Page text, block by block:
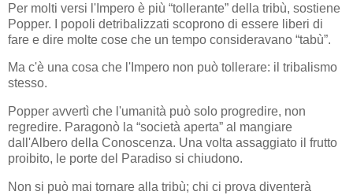
Per molti versi l'Impero è più “tollerante” della tribù, sostiene
Popper. I popoli detribalizzati scoprono di essere liberi di
fare e dire molte cose che un tempo consideravano “tabù”.
Ma c'è una cosa che l'Impero non può tollerare: il tribalismo
stesso.
Popper avvertì che l'umanità può solo progredire, non
regredire. Paragonò la “società aperta” al mangiare
dall'Albero della Conoscenza. Una volta assaggiato il frutto
proibito, le porte del Paradiso si chiudono.
Non si può mai tornare alla tribù; chi ci prova diventerà